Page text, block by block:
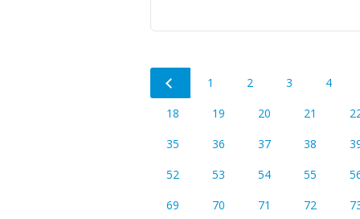
1 2 3
4
18
19 20 21
35
36 37 38
52
53 54 55
69
70 71 72